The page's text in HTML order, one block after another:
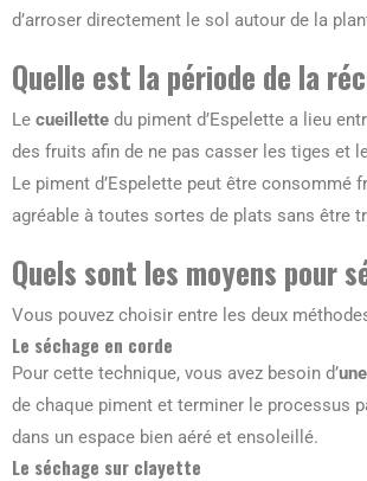
d’arroser directement le sol autour de la
Quelle est la période de la
Le cueillette du piment d’Espelette a lieu
des fruits afin de ne pas casser les tiges et
Le piment d’Espelette peut être consommé
agréable à toutes sortes de plats sans être
Quels sont les moyens pour
Vous pouvez choisir entre les deux
Le séchage en corde
Pour cette technique, vous avez besoin d’
de chaque piment et terminer le processus
dans un espace bien aéré et ensoleillé.
Le séchage sur clayette